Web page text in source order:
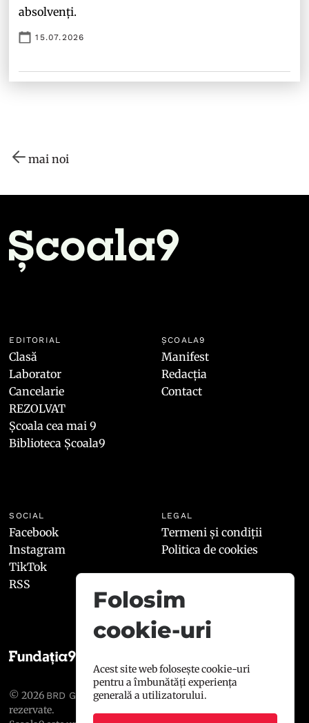
absolvenți.
15.07.2026
mai noi
EDITORIAL
Clasă
Laborator
Cancelarie
REZOLVAT
Școala cea mai 9
Biblioteca Școala9
ȘCOALA9
Manifest
Redacția
Contact
SOCIAL
Facebook
Instagram
TikTok
RSS
LEGAL
Termeni și condiții
Politica de cookies
© 2026 BRD GROUPE SOCIÉTÉ GÉNÉRALE
rezervate.
Folosim
cookie-uri
Acest site web folosește cookie-uri
pentru a îmbunătăți experiența
generală a utilizatorului.